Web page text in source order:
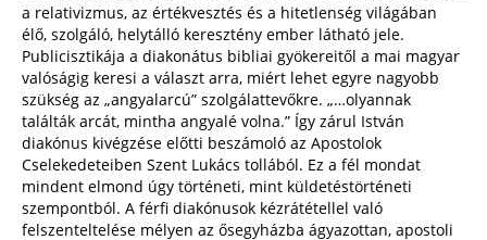
a relativizmus, az értékvesztés és a hitetlenség világában
élő, szolgáló, helytálló keresztény ember látható jele.
Publicisztikája a diakonátus bibliai gyökereitől a mai magyar
valóságig keresi a választ arra, miért lehet egyre nagyobb
szükség az „angyalarcú” szolgálattevőkre. „…olyannak
találták arcát, mintha angyalé volna.” Így zárul István
diakónus kivégzése előtti beszámoló az Apostolok
Cselekedeteiben Szent Lukács tollából. Ez a fél mondat
mindent elmond úgy történeti, mint küldetéstörténeti
szempontból. A férfi diakónusok kézrátétellel való
felszenteltelése mélyen az ősegyházba ágyazottan, apostoli